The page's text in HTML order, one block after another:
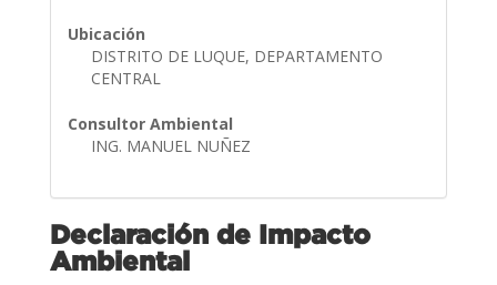
Ubicación
DISTRITO DE LUQUE, DEPARTAMENTO
CENTRAL
Consultor Ambiental
ING. MANUEL NUÑEZ
Declaración de Impacto
Ambiental